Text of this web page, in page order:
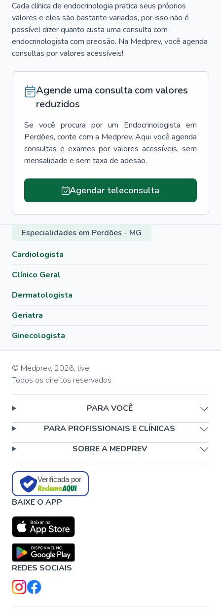
Cada clínica de endocrinologia pratica seus próprios
valores e eles são bastante variados, por isso não é
possível dizer quanto custa uma consulta com
endocrinologista com precisão. Na Medprev, você agenda
consultas por valores acessíveis!
Agende uma consulta com valores
reduzidos
Se você procura por um Endocrinologista em
Perdões, conte com a Medprev. Aqui você agenda
consultas e exames por valores acessíveis, sem
mensalidade e sem taxa de adesão.
Agendar teleconsulta
Especialidades em Perdões - MG
Cardiologista
Clínico Geral
Dermatologista
Geriatra
Ginecologista
© Medprev, 2026, live
Todos os direitos reservados
PARA VOCÊ
PARA PROFISSIONAIS E CLÍNICAS
SOBRE A MEDPREV
Verificada por
BAIXE O APP
REDES SOCIAIS